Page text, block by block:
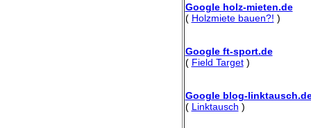
Google holz-mieten.de
( Holzmiete bauen?! )
Google ft-sport.de
( Field Target)
Google blog-
( Linktausch )